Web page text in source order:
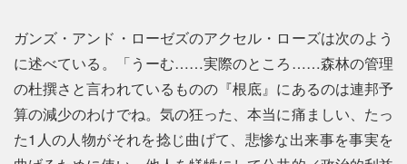
ガンズ・アンド・ローゼズのアクセル・ローズは次のよう
に述べている。「うーむ……実際のところ……森林の管理
の杜撰さと言われているものの『根底』にあるのは連邦予
算の減少のわけでね。気の狂った、本当に痛ましい、たっ
た1人の人物がそれを捻じ曲げて、悲惨な出来事を事実を